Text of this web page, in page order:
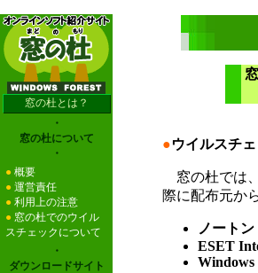
窓の杜とは？
・
窓の杜について
・
● 概要
● 運営責任
● 利用上の注意
● 窓の杜でのウイル
スチェックについて
・
ダウンロードサイト
●ウイルスチ
窓の杜では
際に配布元か
ノート
ESET
Windows